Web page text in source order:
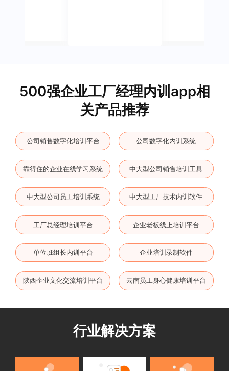
500强企业工厂经理内训app相
关产品推荐
公司销售数字化培训平台 公司数字化内训系统
靠得住的企业在线学习系统 中大型公司销售培训工具
中大型公司员工培训系统 中大型工厂技术内训软件
工厂总经理培训平台 企业老板线上培训平台
单位班组长内训平台 企业培训录制软件
陕西企业文化交流培训平台 云南员工身心健康培训平台
行业解决方案